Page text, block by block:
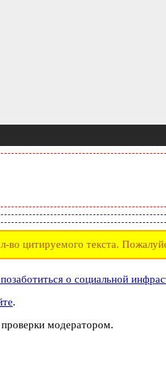
цитируемого текста.
о социальной
.
модератором.